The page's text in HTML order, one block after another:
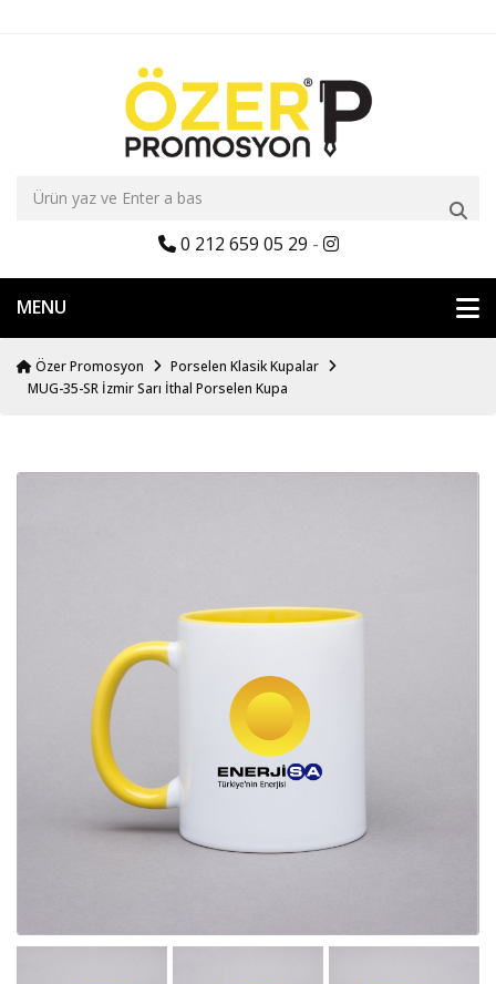
0 212 659 05 29 -
MENU
Özer Promosyon
Porselen Klasik Kupalar
MUG-35-SR İzmir Sarı İthal Porselen Kupa